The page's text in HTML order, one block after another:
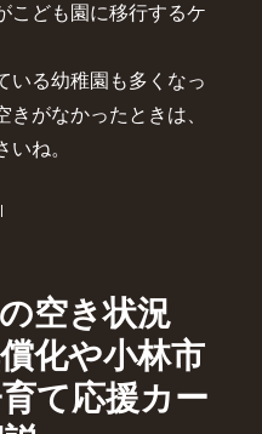
こども園に移行するケ
いる幼稚園も多くなっ
がなかったときは、
ね。
空き状況
化や小林市
て応援カー